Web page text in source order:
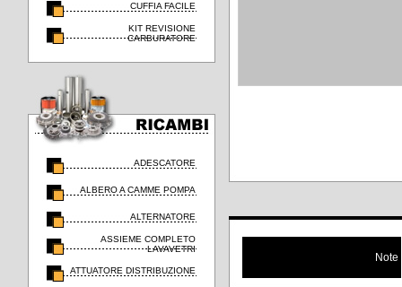
CUFFIA FACILE
KIT REVISIONE
CARBURATORE
ADESCATORE
ALBERO A CAMME POMPA
ALTERNATORE
ASSIEME COMPLETO
LAVAVETRI
ATTUATORE DISTRIBUZIONE
Note